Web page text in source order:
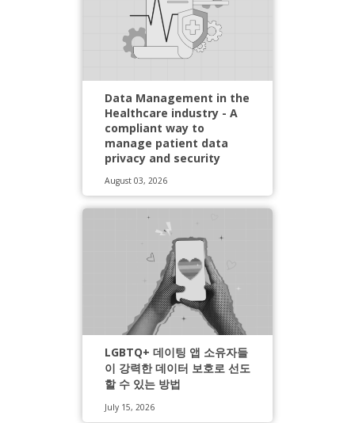
Data Management in the
Healthcare industry - A
compliant way to
manage patient data
privacy and security
August 03, 2026
LGBTQ+ 데이팅 앱 소유자들
이 강력한 데이터 보호로 선도
할 수 있는 방법
July 15, 2026